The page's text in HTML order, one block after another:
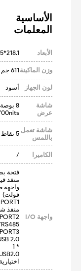
المعلمات
الأبعاد 218.1*154.5*23.0
وزن الماكينة 611 جم
لون الجهاز أسود
شاشة
عرض
شاشة تعمل
باللمس
5 نقاط بالسعة
الكاميرا /
واجهة I/O
فولت)
* 1